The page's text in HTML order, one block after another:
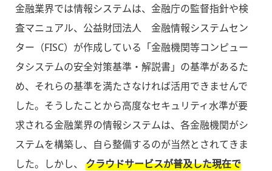
金融業界では情報システムは、金融庁の監督指針や検
査マニュアル、公益財団法人 金融情報システムセン
ター（FISC）が作成している「金融機関等コンピュー
タシステムの安全対策基準・解説書」の基準があるた
め、それらの基準を満たさなければ活用できませんで
した。そうしたことから高度なセキュリティ水準が要
求される金融業界の情報システムは、各金融機関がシ
ステムを構築し、自ら整備するのが当然とされてきま
した。しかし、 クラウドサービスが普及した現在で